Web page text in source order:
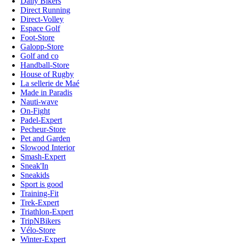
Direct Running
Direct-Volley
Espace Golf
Foot-Store
Galopp-Store
Golf and co
Handball-Store
House of Rugby
La sellerie de Maé
Made in Paradis
Nauti-wave
On-Fight
Padel-Expert
Pecheur-Store
Pet and Garden
Slowood Interior
Smash-Expert
Sneak'In
Sneakids
Sport is good
Training-Fit
Trek-Expert
Triathlon-Expert
TripNBikers
Vélo-Store
Winter-Expert